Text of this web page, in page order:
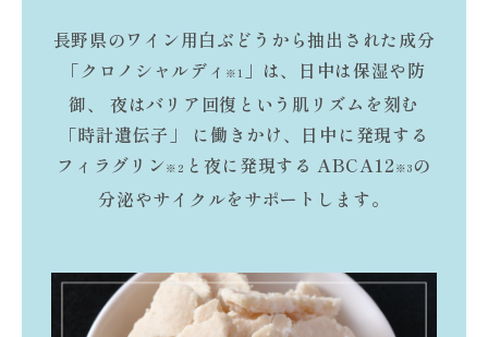
長野県のワイン用白ぶどうから抽出された成分
「クロノシャルディ ※1 」は、日中は保湿や防
御、
夜はバリア回復という肌リズムを刻む
「時計遺伝子」
に働きかけ、日中に発現する
フィラグリン ※2 と夜に発現する ABCA12 ※3 の
分泌やサイクルをサポートします。